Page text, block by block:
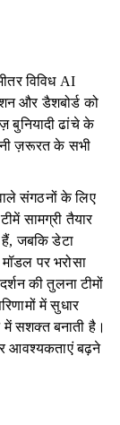
विविध AI
और डैशबोर्ड को
बुनियादी ढांचे के
ज़रूरत के सभी
संगठनों के लिए
सामग्री तैयार
जबकि डेटा
पर भरोसा
की तुलना टीमों
में सुधार
सशक्त बनाती है।
आवश्यकताएं बढ़ने